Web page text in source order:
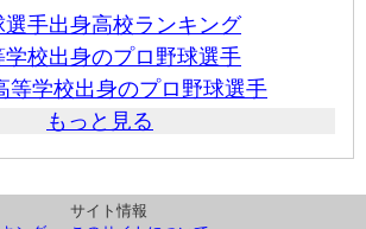
選手出身高校ランキング
学校出身のプロ野球選手
等学校出身のプロ野球選手
もっと見る
サイト情報